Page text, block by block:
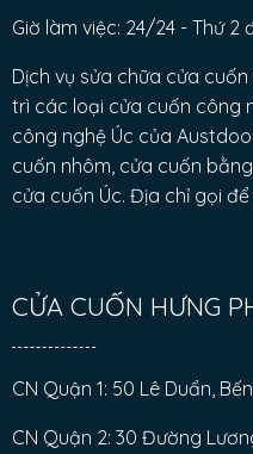
Giờ làm việc: 24/24 - Thứ
Dịch vụ sửa chữa cửa
trì các loại cửa cuốn công
công nghệ Úc của
cuốn nhôm, cửa cuốn
cửa cuốn Úc. Địa chỉ gọi
CỬA CUỐN HƯNG
CN Quận 1: 50 Lê Duẩn,
CN Quận 2: 30 Đường